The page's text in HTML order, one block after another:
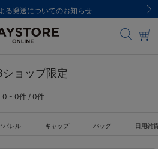
る発送についてのお知らせ
ショップ限定
0 - 0件 / 0件
パレル キャップ バッグ 日用雑